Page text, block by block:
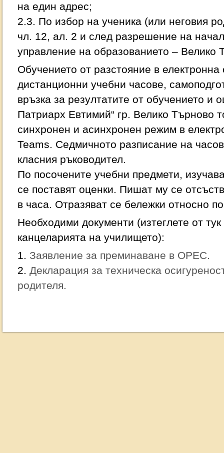
на един адрес;
2.3. По избор на ученика (или неговия
чл. 12, ал. 2 и след разрешение на
управление на образованието – Велико
Обучението от разстояние в
дистанционни учебни часове,
връзка за резултатите от обучението и
Патриарх Евтимий“ гр. Велико Търново
синхронен и асинхронен режим в
Teams. Седмичното разписание на
класния ръководител.
По посочените учебни предмети,
се поставят оценки. Пишат му се
в часа. Отразяват се бележки относно
Необходими документи (изтеглете от
канцеларията на училището):
1. Заявление за преминаване в ОРЕС.
2. Декларация за техническа
родителя.